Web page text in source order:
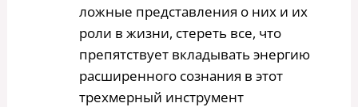
ложные представления о них и их
роли в жизни, стереть все, что
препятствует вкладывать энергию
расширенного сознания в этот
трехмерный инструмент